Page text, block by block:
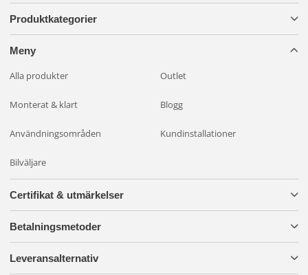
Produktkategorier
Meny
Alla produkter Outlet
Monterat & klart Blogg
Användningsområden Kundinstallationer
Bilväljare
Certifikat & utmärkelser
Betalningsmetoder
Leveransalternativ